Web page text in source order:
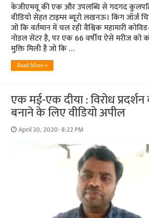
केजीएमयू की एक और उपलब्धि से गदगद कुलपति
वीडियो सेहत टाइम्‍स ब्‍यूरो लखनऊ। किंग जॉर्ज
जो कि वर्तमान में चल रही वैश्विक महामारी
नोडल सेंटर है, पर एक 66 वर्षीय ऐसे मरीज को
मुक्ति मिली है जो कि …
Read More »
एक मई-एक दीया : विरोध
बनाने के लिए वीडियो अपील
April 30, 2020- 8:22 PM